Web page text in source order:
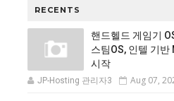
RECENTS
핸드헬드 게임기
스팀OS, 인텔 기반
시작
JP-Hosting 관리자3 Aug 07,